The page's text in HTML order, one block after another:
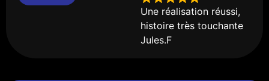
Une réalisation réussi,
histoire très touchante
Jules.F